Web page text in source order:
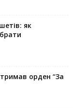
як
орден “За